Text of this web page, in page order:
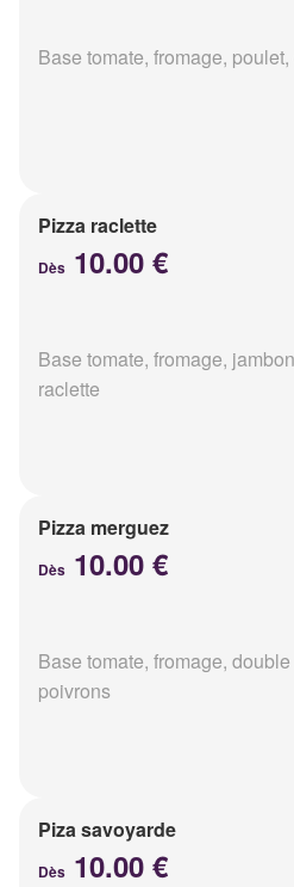
Base tomate, fromage,
Pizza raclette
Dès 10.00 €
Base tomate, fromage,
raclette
Pizza merguez
Dès 10.00 €
Base tomate, fromage,
poivrons
Piza savoyarde
Dès 10.00 €